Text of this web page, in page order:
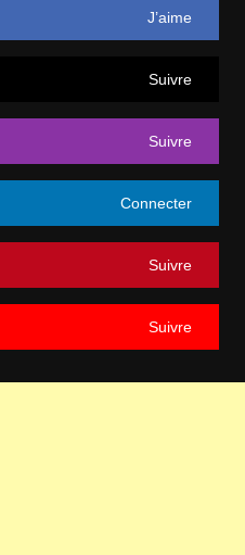
J’aime
Suivre
Suivre
Connecter
Suivre
Suivre